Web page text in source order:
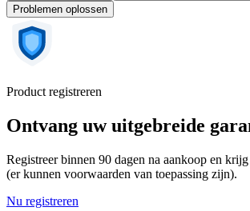
Problemen oplossen
Product registreren
Ontvang uw uitgebreide
Registreer binnen 90 dagen na aankoop en
(er kunnen voorwaarden van toepassing zijn).
Nu registreren